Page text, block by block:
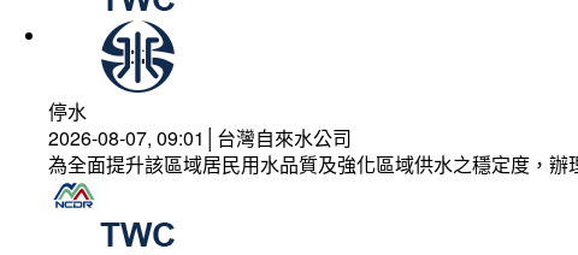
停水
2026-08-07, 09:01│台灣自來水公司
為全面提升該區域居民用水品質及強化區域供水之穩定度，辦